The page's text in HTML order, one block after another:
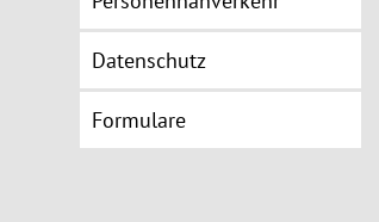
Datenschutz
Formulare